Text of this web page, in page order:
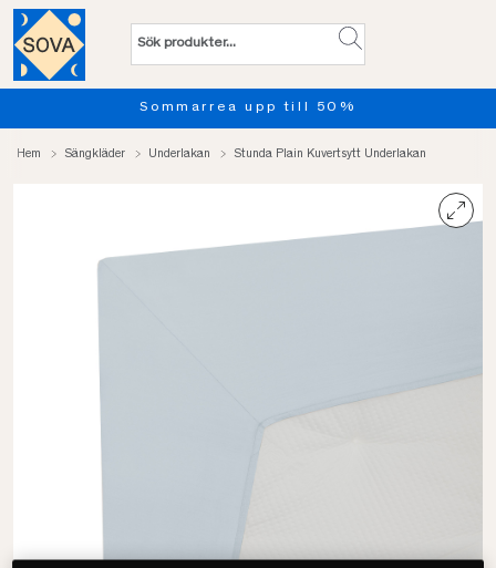
Sommarrea upp till 50%
Hem Sängkläder Underlakan Stunda Plain Kuvertsytt Underlakan